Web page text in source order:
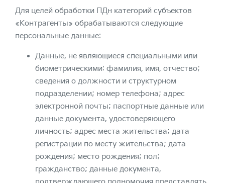
Для целей обработки ПДн категорий субъектов
«Контрагенты» обрабатываются следующие
персональные данные:
Данные, не являющиеся специальными или
биометрическими: фамилия, имя, отчество;
сведения о должности и структурном
подразделении; номер телефона; адрес
электронной почты; паспортные данные или
данные документа, удостоверяющего
личность; адрес места жительства; дата
регистрации по месту жительства; дата
рождения; место рождения; пол;
гражданство; данные документа,